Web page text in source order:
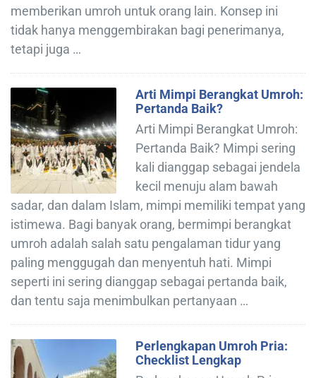
memberikan umroh untuk orang lain. Konsep ini
tidak hanya menggembirakan bagi penerimanya,
tetapi juga …
Arti Mimpi Berangkat Umroh:
Pertanda Baik?
Arti Mimpi Berangkat Umroh:
Pertanda Baik? Mimpi sering
kali dianggap sebagai jendela
kecil menuju alam bawah
sadar, dan dalam Islam, mimpi memiliki tempat yang
istimewa. Bagi banyak orang, bermimpi berangkat
umroh adalah salah satu pengalaman tidur yang
paling menggugah dan menyentuh hati. Mimpi
seperti ini sering dianggap sebagai pertanda baik,
dan tentu saja menimbulkan pertanyaan …
Perlengkapan Umroh Pria:
Checklist Lengkap